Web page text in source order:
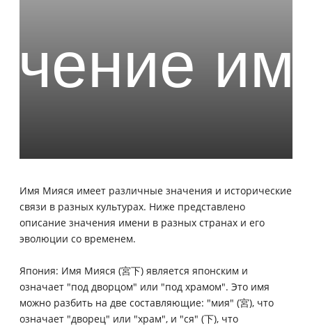
Имя Мияся имеет различные значения и исторические
связи в разных культурах. Ниже представлено
описание значения имени в разных странах и его
эволюции со временем.
Япония: Имя Мияся (宮下) является японским и
означает "под дворцом" или "под храмом". Это имя
можно разбить на две составляющие: "мия" (宮), что
означает "дворец" или "храм", и "ся" (下), что